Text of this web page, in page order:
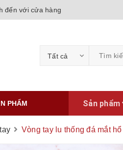
đến với cửa hàng
Tất cả
PHẨM Sản phẩm
Vòng tay lu thống đá mắt hổ